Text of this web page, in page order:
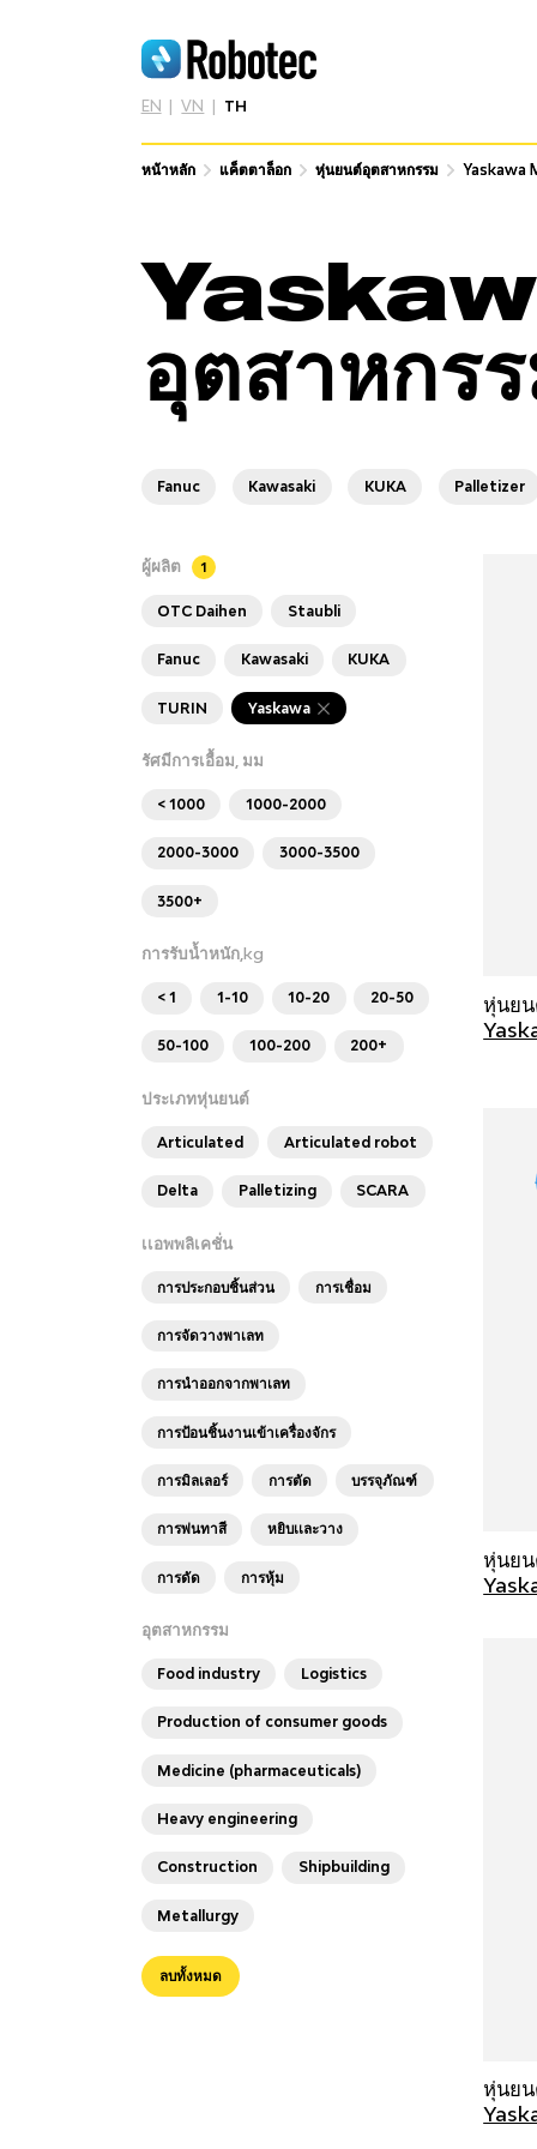
EN VN TH
หน้าหลัก แค็ตตาล็อก หุ่นยนต์อุตสาหกรรม Yaskawa
หน้าหลัก แค็ตตาล็อก หุ่นยนต์อุตสาหกรรม Yaskawa
อุตสาหกร
Fanuc Kawasaki KUKA Palletizer
ผู้ผลิต 1
OTC Daihen Staubli
Fanuc Kawasaki KUKA
TURIN Yaskawa
รัศมีการเอื้อม, มม
< 1000 1000-2000
2000-3000 3000-3500
3500+
การรับน้ำหนัก,kg
< 1 1-10 10-20 20-50
50-100 100-200 200+
ประเภทหุ่นยนต์
Articulated Articulated robot
Delta Palletizing SCARA
เเอพพลิเคชั่น
การประกอบชิ้นส่วน การเชื่อม
การจัดวางพาเลท
การนำออกจากพาเลท
การป้อนชิ้นงานเข้าเครื่องจักร
การมิลเลอร์ การตัด บรรจุภัณฑ์
การพ่นทาสี หยิบเเละวาง
การดัด การหุ้ม
อุตสาหกรรม
Food industry Logistics
Production of consumer goods
Medicine (pharmaceuticals)
Heavy engineering
Construction Shipbuilding
Metallurgy
ลบทั้งหมด
หุ่นย
หุ่นย
หุ่นย